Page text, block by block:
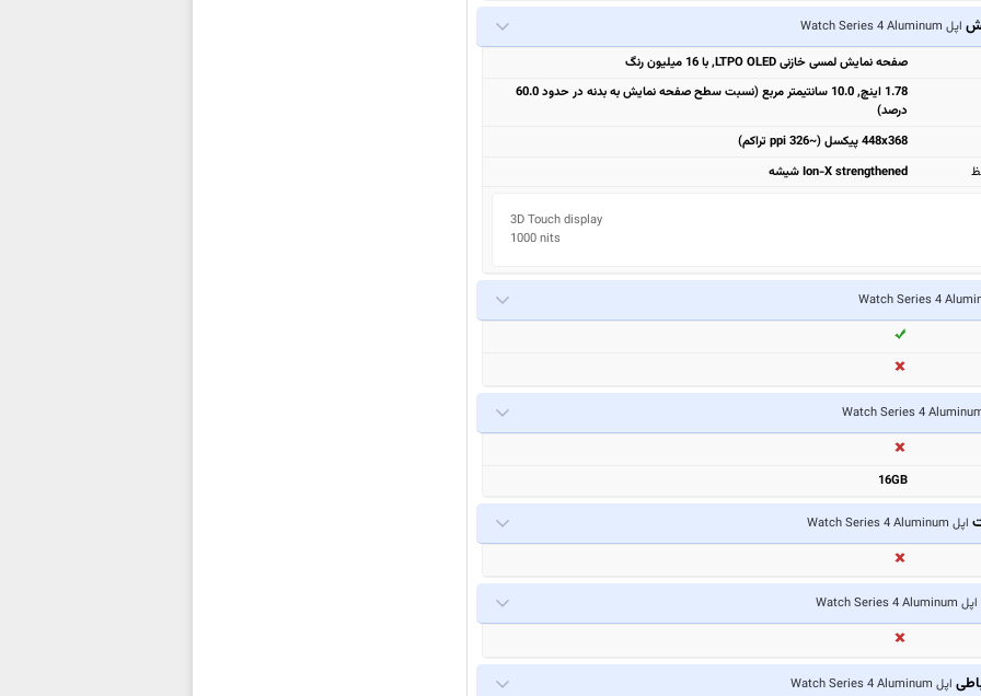
اپل Watch Series 4 Aluminum
صفحه نمایش لمسی خازنی LTPO OLED, با 16 میلیون رنگ
1.78 اینچ, 10.0 سانتیمتر مربع (نسبت سطح صفحه نمایش به بدنه در حدود 60.0
درصد)
448x368 پیکسل (~326 ppi تراکم)
Ion-X strengthened شیشه
3D Touch display
1000 nits
16GB
اپل Watch Series 4 Aluminum
اپل Watch Series 4 Aluminum
اپل Watch Series 4 Aluminum